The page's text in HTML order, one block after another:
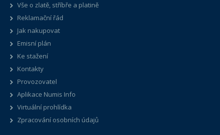
Vše o zlatě, stříbře a platině
Reklamační řád
Jak nakupovat
Emisní plán
Ke stažení
Kontakty
Provozovatel
Aplikace Numis Info
Virtuální prohlídka
Zpracování osobních údajů